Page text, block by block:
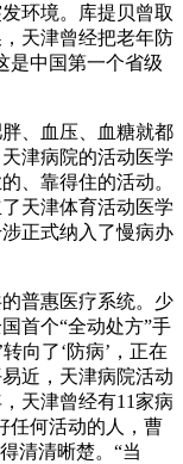
环境。库提贝曾取
天津曾经把老年防
是中国第一个省级
、血压、血糖就都
津病院的活动医学
、靠得住的活动。
天津体育活动医学
正式纳入了慢病办
普惠医疗系统。少
首个“全动处方”手
向了‘防病’，正在
近，天津病院活动
天津曾经有11家病
任何活动的人，曹
清清晰楚。“当